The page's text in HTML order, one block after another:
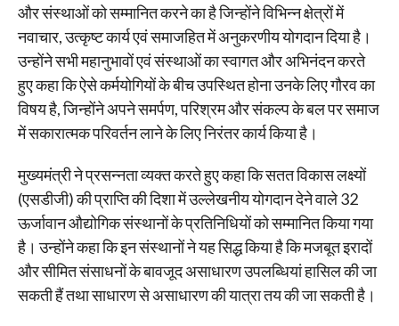
और संस्थाओं को सम्मानित करने का है जिन्होंने विभिन्न क्षेत्रों में
नवाचार, उत्कृष्ट कार्य एवं समाजहित में अनुकरणीय योगदान दिया है।
उन्होंने सभी महानुभावों एवं संस्थाओं का स्वागत और अभिनंदन करते
हुए कहा कि ऐसे कर्मयोगियों के बीच उपस्थित होना उनके लिए गौरव का
विषय है, जिन्होंने अपने समर्पण, परिश्रम और संकल्प के बल पर समाज
में सकारात्मक परिवर्तन लाने के लिए निरंतर कार्य किया है।
मुख्यमंत्री ने प्रसन्नता व्यक्त करते हुए कहा कि सतत विकास लक्ष्यों
(एसडीजी) की प्राप्ति की दिशा में उल्लेखनीय योगदान देने वाले 32
ऊर्जावान औद्योगिक संस्थानों के प्रतिनिधियों को सम्मानित किया गया
है। उन्होंने कहा कि इन संस्थानों ने यह सिद्ध किया है कि मजबूत इरादों
और सीमित संसाधनों के बावजूद असाधारण उपलब्धियां हासिल की जा
सकती हैं तथा साधारण से असाधारण की यात्रा तय की जा सकती है।